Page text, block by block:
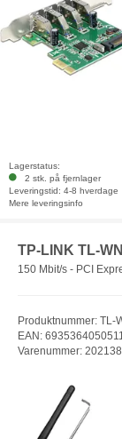
Lagerstatus:
2 stk. på fjernlager
Leveringstid: 4-8 hverdage
Mere leveringsinfo
TP-LINK TL-
150 Mbit/s - PCI
Produktnummer: TL-
EAN:
Varenummer: 202138